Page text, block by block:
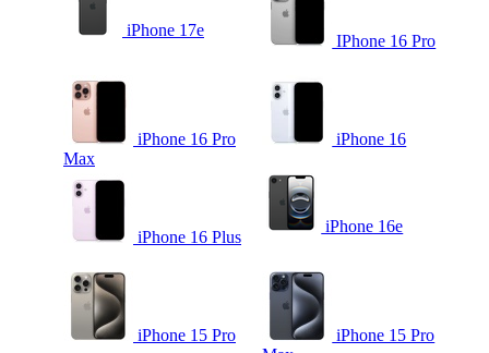
iPhone 17e
IPhone 16 Pro
iPhone 16 Pro
Max
iPhone 16
iPhone 16 Plus
iPhone 16e
iPhone 15 Pro
iPhone 15 Pro